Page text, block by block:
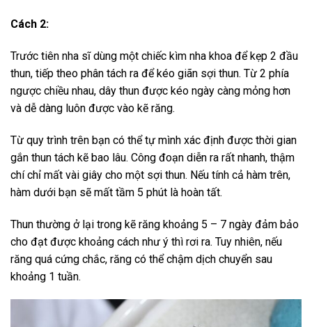
Cách 2:
Trước tiên nha sĩ dùng một chiếc kìm nha khoa để kẹp 2 đầu
thun, tiếp theo phân tách ra để kéo giãn sợi thun. Từ 2 phía
ngược chiều nhau, dây thun được kéo ngày càng mỏng hơn
và dễ dàng luôn được vào kẽ răng.
Từ quy trình trên bạn có thể tự mình xác định được thời gian
gắn thun tách kẽ bao lâu. Công đoạn diễn ra rất nhanh, thậm
chí chỉ mất vài giây cho một sợi thun. Nếu tính cả hàm trên,
hàm dưới bạn sẽ mất tầm 5 phút là hoàn tất.
Thun thường ở lại trong kẽ răng khoảng 5 – 7 ngày đảm bảo
cho đạt được khoảng cách như ý thì rơi ra. Tuy nhiên, nếu
răng quá cứng chắc, răng có thể chậm dịch chuyển sau
khoảng 1 tuần.